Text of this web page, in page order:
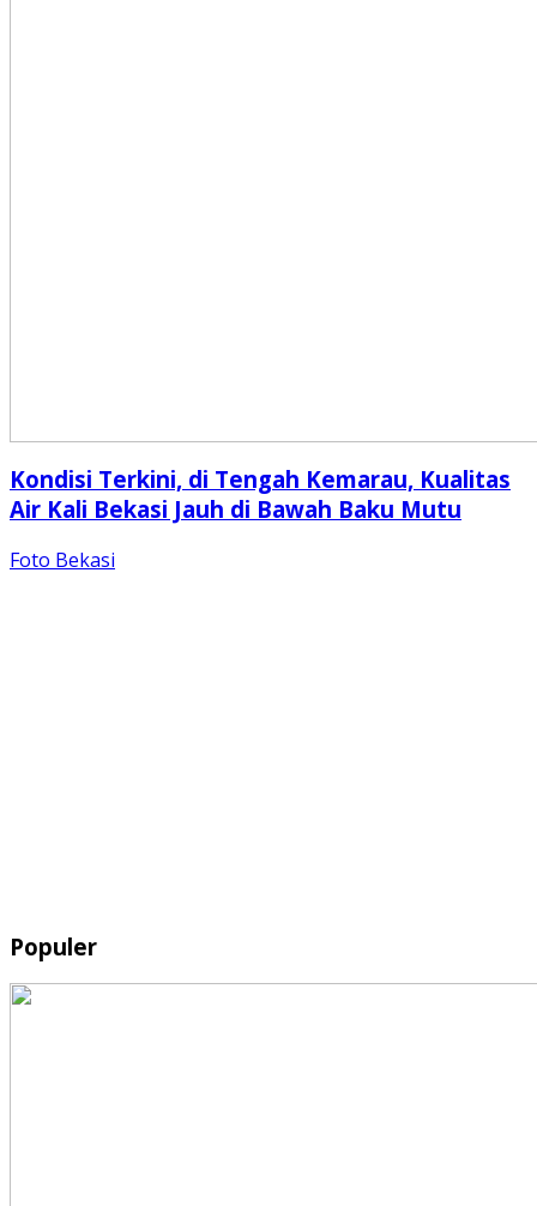
Kondisi Terkini, di Tengah Kemarau, Kualitas
Air Kali Bekasi Jauh di Bawah Baku Mutu
Foto Bekasi
Populer